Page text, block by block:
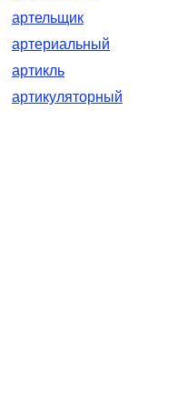
артельщик
артериальный
артикль
артикуляторный